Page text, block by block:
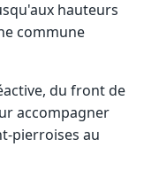
hauteurs
commune
du front de
accompagner
pierroises au